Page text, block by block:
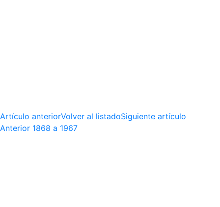
Artículo anteriorVolver al listadoSiguiente artículo
Anterior 1868 a 1967